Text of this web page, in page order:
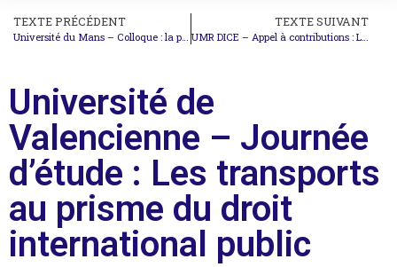
TEXTE PRÉCÉDENT
Université du Mans – Colloque : la protection des attentes légitimes
TEXTE SUIVANT
UMR DICE – Appel à contributions : La régulation des recours juridictionnels et les exigences du procès équitable
Université de
Valencienne – Journée
d’étude : Les transports
au prisme du droit
international public